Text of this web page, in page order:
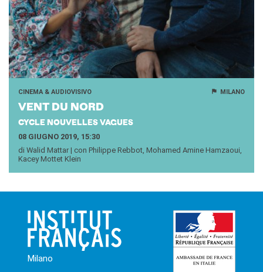
CINEMA & AUDIOVISIVO MILANO
VENT DU NORD
CYCLE NOUVELLES VAGUES
08 GIUGNO 2019, 15:30
di Walid Mattar | con Philippe Rebbot, Mohamed Amine Hamzaoui,
Kacey Mottet Klein
Milano